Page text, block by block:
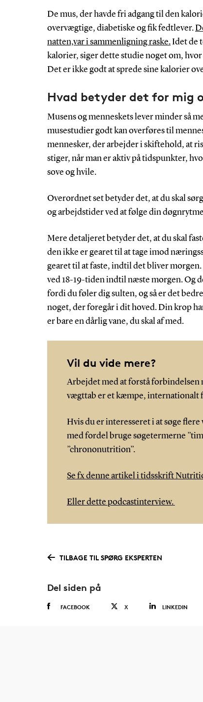
De mus, der havde fri adgang til den
overvægtige, diabetiske og fik fedtlever.
natten,var i sammenligning raske.Idet de
kalorier, siger dette studie noget om,
Det er ikke godt at sprede sine kalorier
Hvad betyder det for mig
Musens og menneskets lever minder så
musestudier godt kan overføres til
mennesker, der arbejder i skiftehold, at
stiger, når man er aktiv på tidspunkter,
sove og hvile.
Overordnet set betyder det, at du skal
og arbejdstider ved at følge din
Mere detaljeret betyder det, at du skal
den ikke er gearet til at tage imod
gearet til at faste, indtil det bliver
ved 18-19-tiden indtil næste morgen. Og
fordi du føler dig sulten, og så er det
noget, der foregår i dit hoved. Din krop
er bare en dårlig vane, du skal af med.
Vil du vide mere?
Arbejdet med at forstå forbindelsen
vægttab er et kæmpe, internationalt
Hvis du er interesseret i at søge
med fordel bruge søgetermerne
”chrononutrition”.
Se fx denne artikel i tidsskrift
Eller dette podcastinterview.
TILBAGE TIL SPØRG EKSPERTEN
Del siden på
FACEBOOK X LINKEDIN